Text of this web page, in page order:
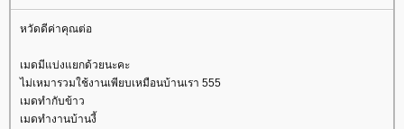
หวัดดีค่าคุณต่อ
เมดมีแบ่งแยกด้วยนะคะ
ไม่เหมารวมใช้งานเพียบเหมือนบ้านเรา 555
เมดทำกับข้าว
เมดทำงานบ้านงี้